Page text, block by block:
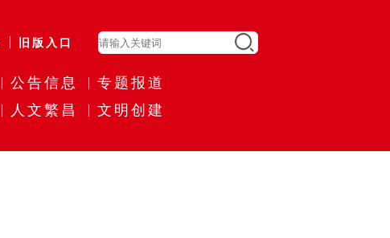
旧版入口
公告信息
专题报道
人文繁昌 文明创建